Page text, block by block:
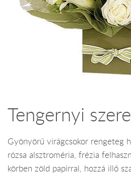
Tengernyi
Gyönyörű virágcsokor rengeteg
rózsa alsztroméria, frézia
körben zöld papírral, hozzá illő